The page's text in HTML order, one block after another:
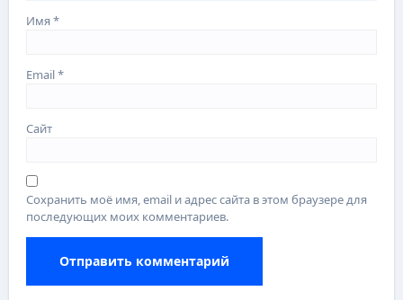
Имя*
Email*
Сайт
Сохранить моё имя, email и адрес сайта в этом браузере для
последующих моих комментариев.